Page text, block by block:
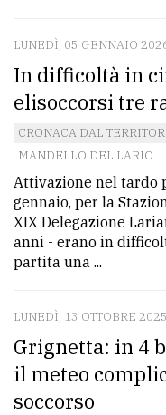
LUNEDÌ, 05 GENNAIO
In difficoltà in
elisoccorsi tre
CRONACA DAL
MANDELLO DEL LARIO
Attivazione nel tardo
gennaio, per la
XIX Delegazione
anni - erano in
partita una ...
LUNEDÌ, 13 OTTOBRE
Grignetta: in 4
il meteo
soccorso